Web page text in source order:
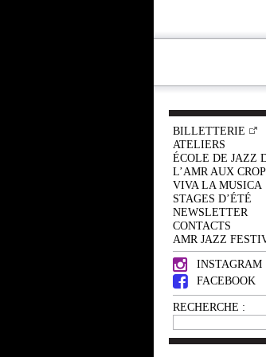
BILLETTERIE
ATELIERS
ÉCOLE DE JAZZ
L’AMR AUX
VIVA LA MUSICA
STAGES D’ÉTÉ
NEWSLETTER
CONTACTS
AMR JAZZ
INSTAGRAM
FACEBOOK
RECHERCHE :